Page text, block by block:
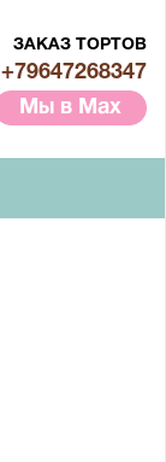
ЗАКАЗ ТОРТОВ
+79647268347
Мы в Max